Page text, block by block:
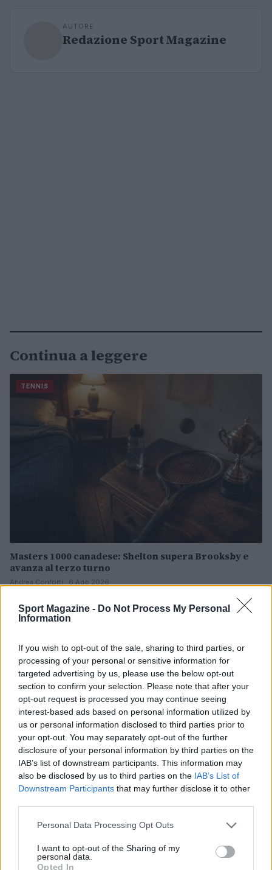
Sport Magazine - Do Not Process My Personal
Information
If you wish to opt-out of the sale, sharing to third parties, or
processing of your personal or sensitive information for
targeted advertising by us, please use the below opt-out
section to confirm your selection. Please note that after your
opt-out request is processed you may continue seeing
interest-based ads based on personal information utilized by
us or personal information disclosed to third parties prior to
your opt-out. You may separately opt-out of the further
disclosure of your personal information by third parties on the
IAB’s list of downstream participants. This information may
also be disclosed by us to third parties on the IAB’s List of
Downstream Participants that may further disclose it to other
Please note that this website/app uses one or more Google
not limited to your visit or usage behaviour. You may click to
grant or deny consent to Google and its third-party tags to
Personal Data Processing Opt Outs
I want to opt-out of the Sharing of my
personal data.
Opted In
AUTORE
Redazione Sport Magazine
Continua a leggere
TENNIS
Masters 1000 canadese: Shelton supera Brooksby e
avanza al terzo turno
Andrea Conforti · 6 Ago 2026
TENNIS
Rientro tennis: progressione, match play e scelta
tornei
Francesca Lombardi · 6 Ago 2026